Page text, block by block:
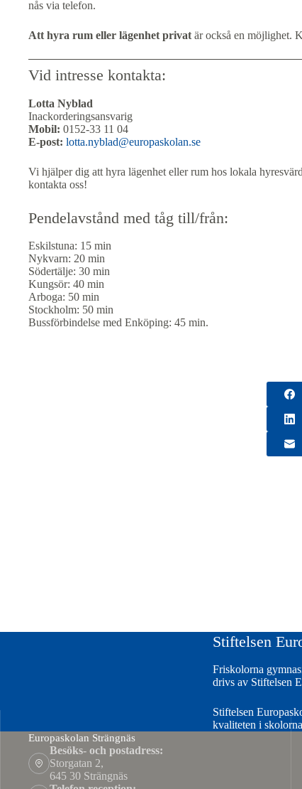
nås via telefon.
Att hyra rum eller lägenhet privat är också en möjlighet.
Vid intresse kontakta:
Lotta Nyblad
Inackorderingsansvarig
Mobil: 0152-33 11 04
E-post: lotta.nyblad@europaskolan.se
Vi hjälper dig att hyra lägenhet eller rum hos lokala
kontakta oss!
Pendelavstånd med tåg till/från:
Eskilstuna: 15 min
Nykvarn: 20 min
Södertälje: 30 min
Kungsör: 40 min
Arboga: 50 min
Stockholm: 50 min
Bussförbindelse med Enköping: 45 min.
Stiftelsen
Friskolorna
drivs av Stiftelsen
Stiftelsen
kvaliteten i
Europaskolan Strängnäs
Besöks- och postadress:
Storgatan 2,
645 30 Strängnäs